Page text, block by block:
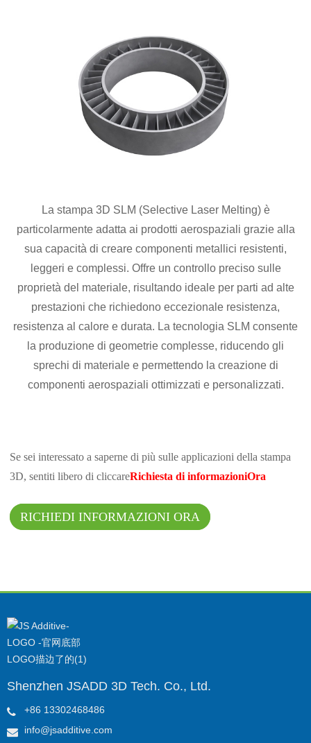
La stampa 3D SLM (Selective Laser Melting) è
particolarmente adatta ai prodotti aerospaziali grazie alla
sua capacità di creare componenti metallici resistenti,
leggeri e complessi. Offre un controllo preciso sulle
proprietà del materiale, risultando ideale per parti ad alte
prestazioni che richiedono eccezionale resistenza,
resistenza al calore e durata. La tecnologia SLM consente
la produzione di geometrie complesse, riducendo gli
sprechi di materiale e permettendo la creazione di
componenti aerospaziali ottimizzati e personalizzati.
Se sei interessato a saperne di più sulle applicazioni della stampa
3D, sentiti libero di cliccareRichiesta di informazioniOra
RICHIEDI INFORMAZIONI ORA
Shenzhen JSADD 3D Tech. Co., Ltd.
+86 13302468486
info@jsadditive.com